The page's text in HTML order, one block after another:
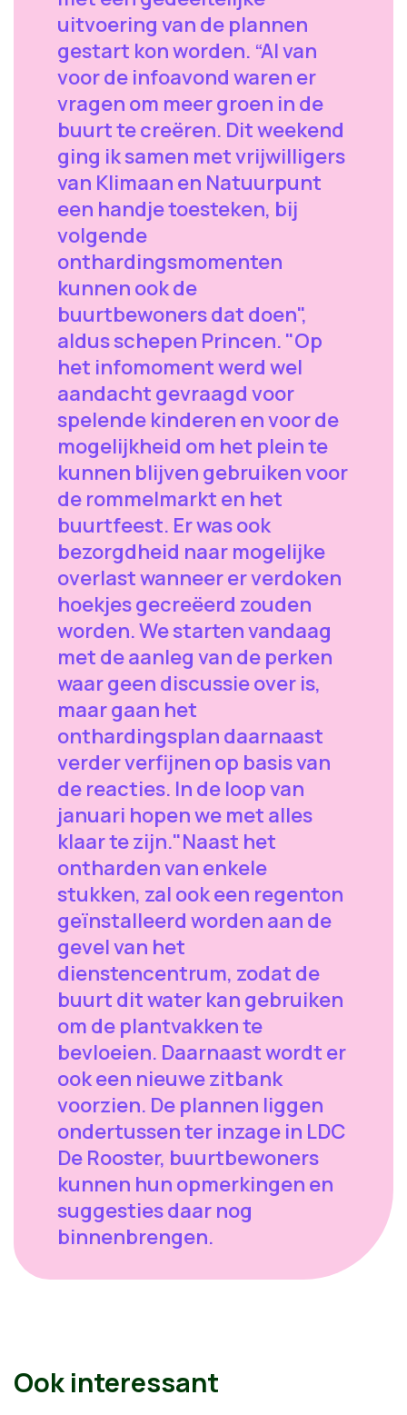
uitvoering van de plannen
gestart kon worden. “Al van
voor de infoavond waren er
vragen om meer groen in de
buurt te creëren. Dit weekend
ging ik samen met vrijwilligers
van Klimaan en Natuurpunt
een handje toesteken, bij
volgende
onthardingsmomenten
kunnen ook de
buurtbewoners dat doen",
aldus schepen Princen. "Op
het infomoment werd wel
aandacht gevraagd voor
spelende kinderen en voor de
mogelijkheid om het plein te
kunnen blijven gebruiken voor
de rommelmarkt en het
buurtfeest. Er was ook
bezorgdheid naar mogelijke
overlast wanneer er verdoken
hoekjes gecreëerd zouden
worden. We starten vandaag
met de aanleg van de perken
waar geen discussie over is,
maar gaan het
onthardingsplan daarnaast
verder verfijnen op basis van
de reacties. In de loop van
januari hopen we met alles
klaar te zijn."Naast het
ontharden van enkele
stukken, zal ook een regenton
geïnstalleerd worden aan de
gevel van het
dienstencentrum, zodat de
buurt dit water kan gebruiken
om de plantvakken te
bevloeien. Daarnaast wordt er
ook een nieuwe zitbank
voorzien. De plannen liggen
ondertussen ter inzage in LDC
De Rooster, buurtbewoners
kunnen hun opmerkingen en
suggesties daar nog
binnenbrengen.
Ook interessant